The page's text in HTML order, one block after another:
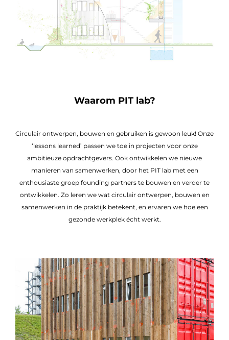
Waarom PIT lab?
Circulair ontwerpen, bouwen en gebruiken is gewoon leuk! Onze
‘lessons learned’ passen we toe in projecten voor onze
ambitieuze opdrachtgevers. Ook ontwikkelen we nieuwe
manieren van samenwerken, door het PIT lab met een
enthousiaste groep founding partners te bouwen en verder te
ontwikkelen. Zo leren we wat circulair ontwerpen, bouwen en
samenwerken in de praktijk betekent, en ervaren we hoe een
gezonde werkplek écht werkt.